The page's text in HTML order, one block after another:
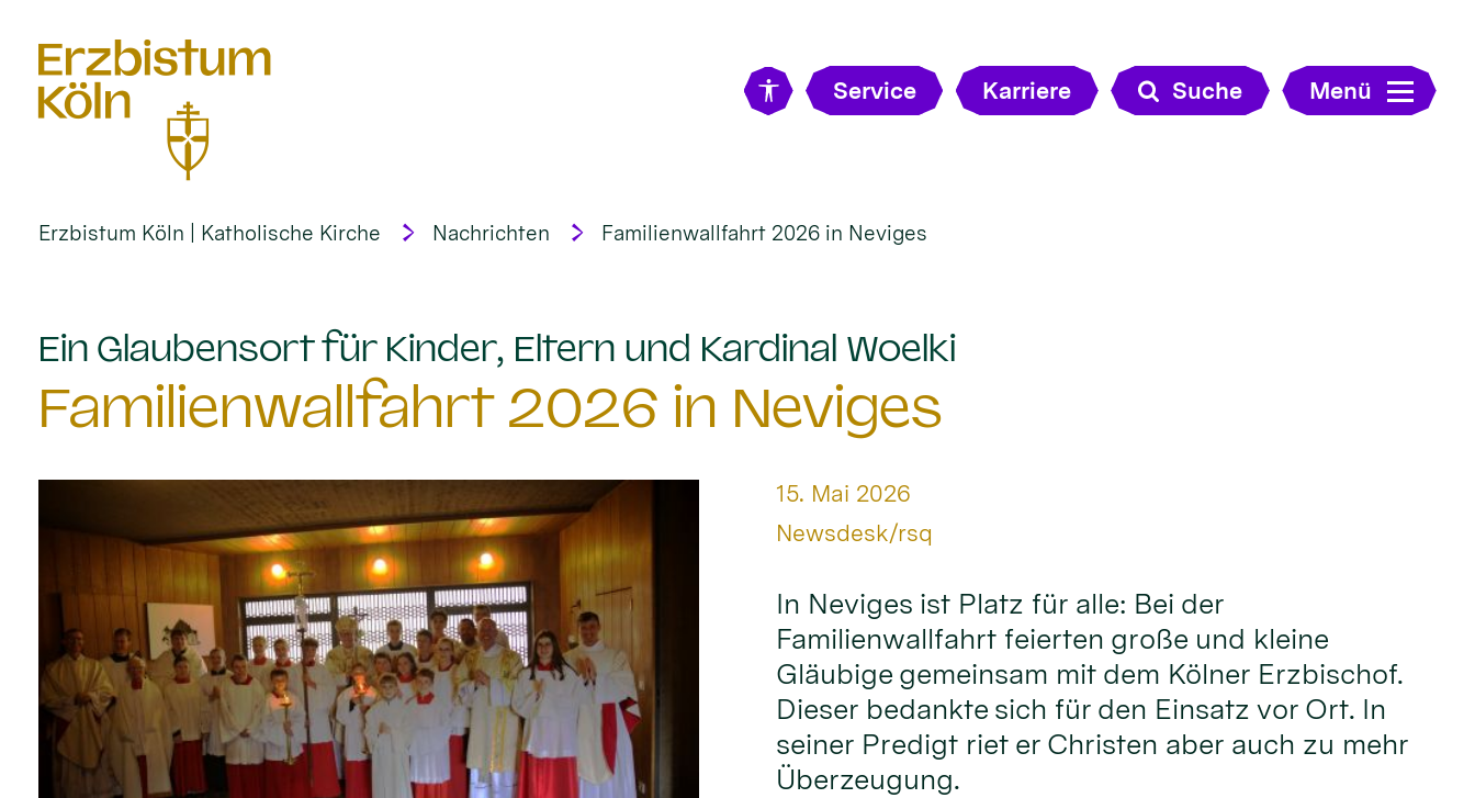
Service Karriere Suche Menü
Erzbistum Köln | Katholische Kirche Nachrichten Familienwallfahrt 2026 in Neviges
Ein Glaubensort für Kinder, Eltern und Kardinal Woelki:
Familienwallfahrt 2026 in Neviges
Datum:
15. Mai 2026
Von:
Newsdesk/rsq
In Neviges ist Platz für alle: Bei der
Familienwallfahrt feierten große und kleine
Gläubige gemeinsam mit dem Kölner Erzbischof.
Dieser bedankte sich für den Einsatz vor Ort. In
seiner Predigt riet er Christen aber auch zu mehr
Überzeugung.